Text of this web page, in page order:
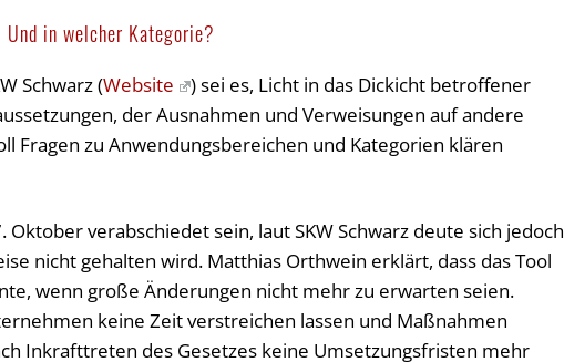
in welcher Kategorie?
Schwarz (Website
) sei es, Licht in das Dickicht betroffener
der Ausnahmen und Verweisungen auf andere
Fragen zu Anwendungsbereichen und Kategorien klären
Oktober verabschiedet sein, laut SKW Schwarz deute sich jedoch
nicht gehalten wird. Matthias Orthwein erklärt, dass das Tool
wenn große Änderungen nicht mehr zu erwarten seien.
keine Zeit verstreichen lassen und Maßnahmen
Inkrafttreten des Gesetzes keine Umsetzungsfristen mehr